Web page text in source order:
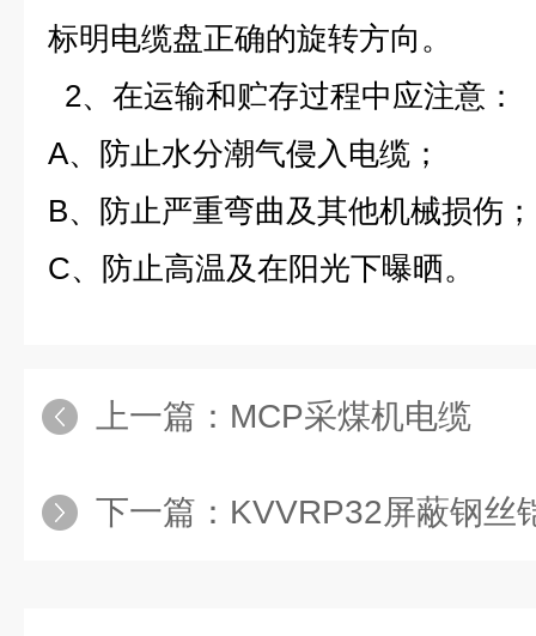
标明电缆盘正确的旋转方向。
2、在运输和贮存过程中应注意：
A、防止水分潮气侵入电缆；
B、防止严重弯曲及其他机械损伤；
C、防止高温及在阳光下曝晒。
上一篇： MCP采煤机电缆
下一篇： KVVRP32屏蔽钢丝